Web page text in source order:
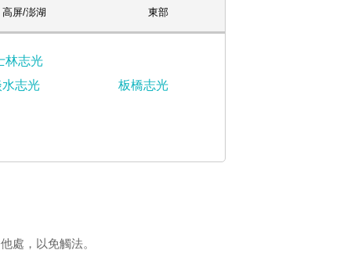
高屏/澎湖 東部
林志光
志光
板橋志光
處，以免觸法。